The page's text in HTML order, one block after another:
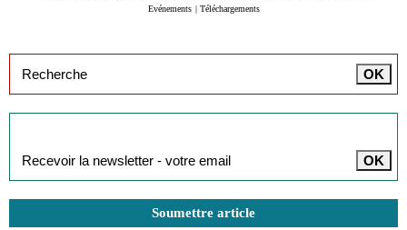
Evénements | Téléchargements
Soumettre article